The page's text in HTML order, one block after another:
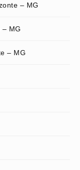
– MG
MG
– MG